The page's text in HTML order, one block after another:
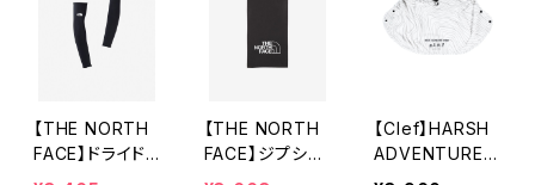
【THE NORTH
FACE】ドライドッ
トアームカバー
【THE NORTH
FACE】ジプシー
カバーイット（ユ
【Clef】HARSH
ADVENTURE S
HADE